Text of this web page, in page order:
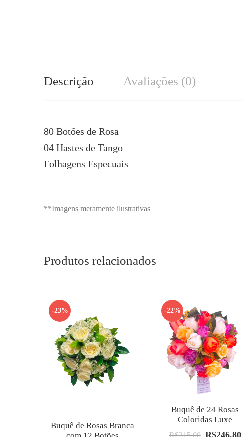
Descrição Avaliações (0)
80 Botões de Rosa
04 Hastes de Tango
Folhagens Especuais
**Imagens meramente ilustrativas
Produtos relacionados
-23%
Buquê de Rosas Branca
-22%
Buquê de 24 Rosas
Coloridas Luxe
O
O